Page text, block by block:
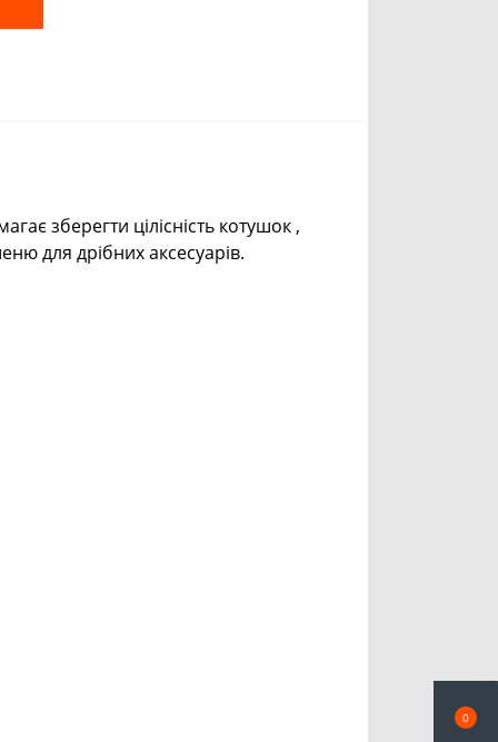
0
зберегти цілісність котушок ,
для дрібних аксесуарів.